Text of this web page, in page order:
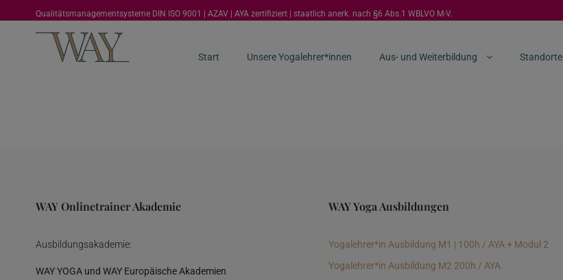
Qualitätsmanagementsysteme DIN ISO 9001 | AZAV | AYA zertifiziert | staatlich anerk. nach §6 Abs.1 WBLVO M-V.
Start Unsere Yogalehrer*innen Aus- und Weiterbildung Standorte
WAY Onlinetrainer Akademie
Ausbildungsakademie:
WAY YOGA und WAY Europäische Akademien
WAY Yoga Ausbildungen
Yogalehrer*in Ausbildung M1 | 100h / AYA + Modul 2
Yogalehrer*in Ausbildung M2 200h / AYA